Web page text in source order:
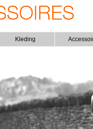
Kleding